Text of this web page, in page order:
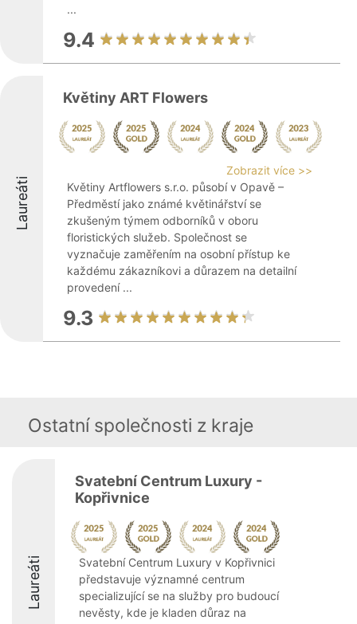
...
9.4
Laureáti
Květiny ART Flowers
Zobrazit více >>
Květiny Artflowers s.r.o. působí v Opavě –
Předměstí jako známé květinářství se
zkušeným týmem odborníků v oboru
floristických služeb. Společnost se
vyznačuje zaměřením na osobní přístup ke
každému zákazníkovi a důrazem na detailní
provedení ...
9.3
Ostatní společnosti z kraje
Laureáti
Svatební Centrum Luxury -
Kopřivnice
Svatební Centrum Luxury v Kopřivnici
představuje významné centrum
specializující se na služby pro budoucí
nevěsty, kde je kladen důraz na